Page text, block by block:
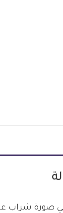
في صورة شراب